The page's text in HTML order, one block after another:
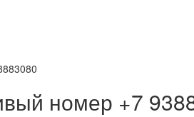
номер +7